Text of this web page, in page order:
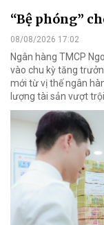
“Bệ phóng”
08/08/2026 17:02
Ngân hàng TMCP
vào chu kỳ tăng
mới từ vị thế ngân
lượng tài sản vượt trội.